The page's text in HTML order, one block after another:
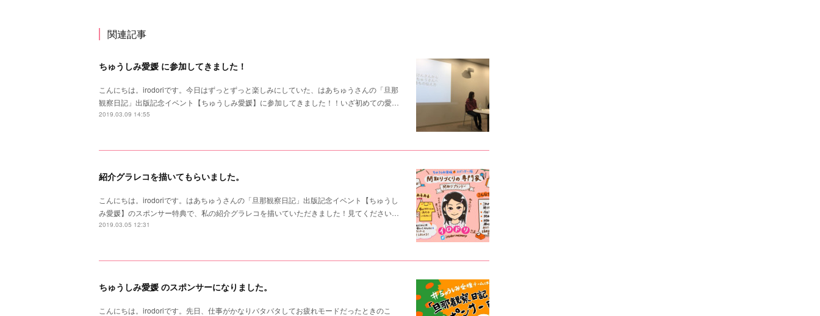
関連記事
ちゅうしみ愛媛 に参加してきました！
こんにちは。irodoriです。今日はずっとずっと楽しみにしていた、はあちゅうさんの「旦那
観察日記」出版記念イベント【ちゅうしみ愛媛】に参加してきました！！いざ初めての愛…
2019.03.09 14:55
紹介グラレコを描いてもらいました。
こんにちは。irodoriです。はあちゅうさんの「旦那観察日記」出版記念イベント【ちゅうし
み愛媛】のスポンサー特典で、私の紹介グラレコを描いていただきました！見てください…
2019.03.05 12:31
ちゅうしみ愛媛 のスポンサーになりました。
こんにちは。irodoriです。先日、仕事がかなりバタバタしてお疲れモードだったときのこ